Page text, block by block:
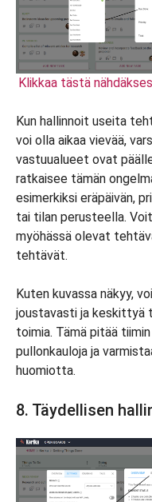
Klikkaa tästä
Kun hallinnoit useita
voi olla aikaa vievää,
vastuualueet ovat
ratkaisee tämän
esimerkiksi eräpäivän,
tai tilan perusteella.
myöhässä olevat
tehtävät.
Kuten kuvassa näkyy,
joustavasti ja keskittyä
toimia. Tämä pitää
pullonkauloja ja
huomiotta.
8. Täydellisen